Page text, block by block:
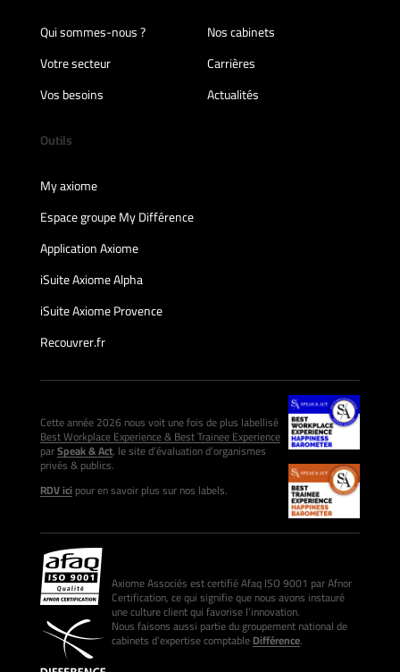
Qui sommes-nous ?
Nos cabinets
Votre secteur
Carrières
Vos besoins
Actualités
Outils
My axiome
Espace groupe My Différence
Application Axiome
iSuite Axiome Alpha
iSuite Axiome Provence
Recouvrer.fr
Cette année 2026 nous voit une fois de plus labellisé
Best Workplace Experience & Best Trainee Experience
parSpeak & Act, le site d’évaluation d’organismes
privés & publics.
RDV icipour en savoir plus sur nos labels.
Axiome Associés est certifié Afaq ISO 9001 par Afnor
Certification, ce qui signifie que nous avons instauré
une culture client qui favorise l’innovation.
Nous faisons aussi partie du groupement national de
cabinets d’expertise comptableDifférence.